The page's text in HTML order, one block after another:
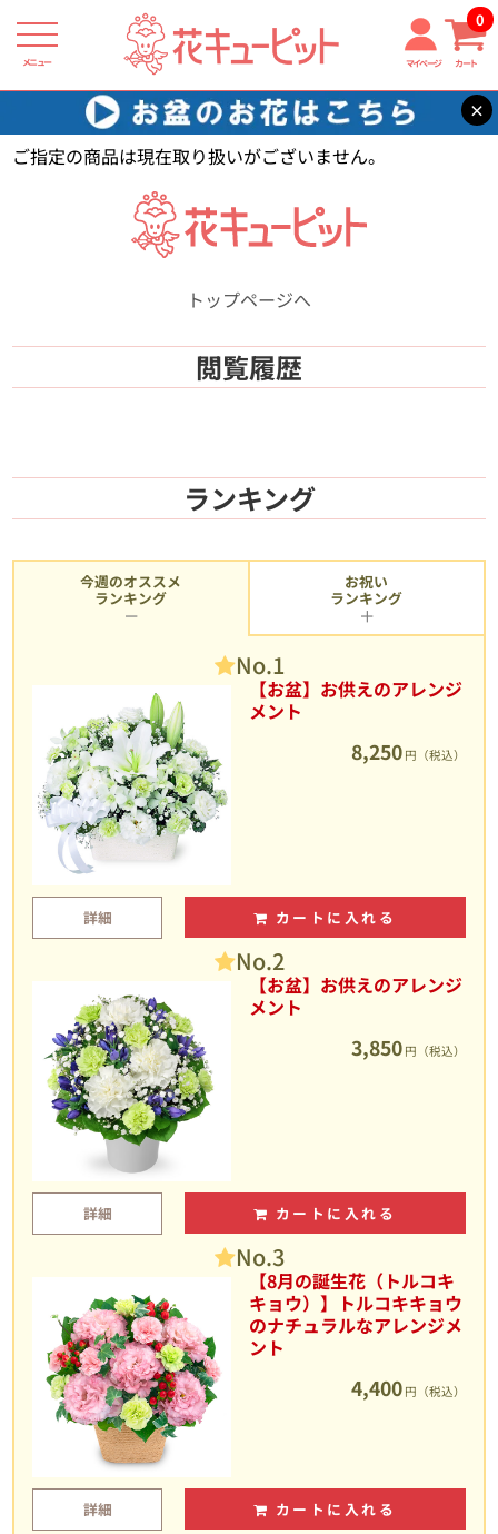
メニュー マイページ カート
0
×
花キューピット 【】
ご指定の商品は現在取り扱いがございません。
トップページへ
閲覧履歴
ランキング
今週のオススメ
ランキング
No.1
【お盆】お供えのアレンジ
メント
8,250 円（税込）
詳細 カートに入れる
No.2
【お盆】お供えのアレンジ
メント
3,850 円（税込）
詳細 カートに入れる
No.3
【8月の誕生花（トルコキ
キョウ）】トルコキキョウ
のナチュラルなアレンジメ
ント
4,400 円（税込）
詳細 カートに入れる
お祝い
ランキング